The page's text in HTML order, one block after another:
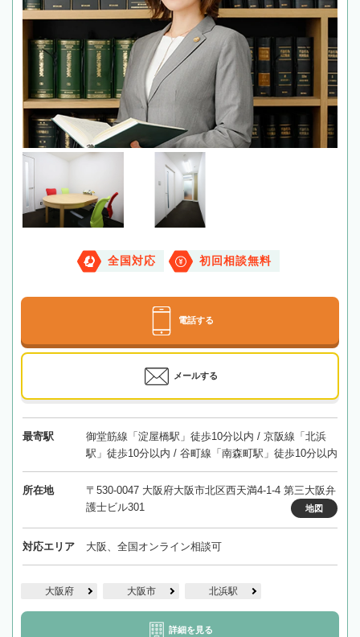
全国対応 初回相談無料
電話する
メールする
最寄駅
御堂筋線「淀屋橋駅」徒歩10分以内 / 京阪線「北浜
駅」徒歩10分以内 / 谷町線「南森町駅」徒歩10分以内
所在地
〒530-0047 大阪府大阪市北区西天満4-1-4 第三大阪弁
護士ビル301
地図
対応エリア 大阪、全国オンライン相談可
大阪府 大阪市 北浜駅
詳細を見る